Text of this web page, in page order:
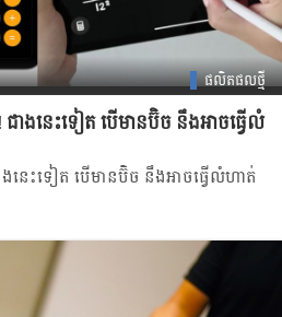
ផលិតផលថ្មី
ាងនេះទៀត បើ​មានប៊ិច នឹងអាច​ធ្វើលំ
ងនេះទៀត បើ​មានប៊ិច នឹងអាច​ធ្វើលំហាត់